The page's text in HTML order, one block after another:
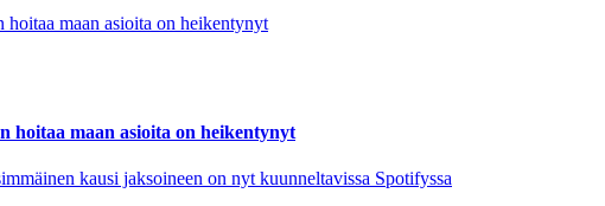
hoitaa maan asioita on heikentynyt